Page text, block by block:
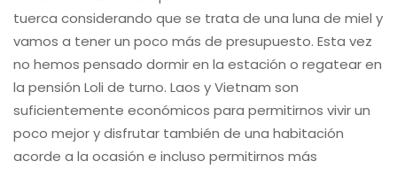
tuerca considerando que se trata de una luna de miel y
vamos a tener un poco más de presupuesto. Esta vez
no hemos pensado dormir en la estación o regatear en
la pensión Loli de turno. Laos y Vietnam son
suficientemente económicos para permitirnos vivir un
poco mejor y disfrutar también de una habitación
acorde a la ocasión e incluso permitirnos más